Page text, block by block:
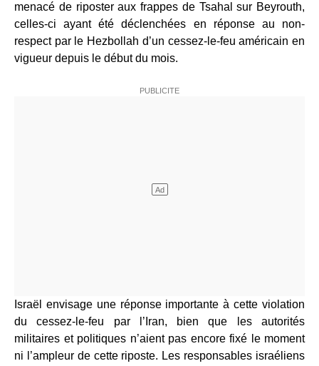
menacé de riposter aux frappes de Tsahal sur Beyrouth,
celles-ci ayant été déclenchées en réponse au non-
respect par le Hezbollah d’un cessez-le-feu américain en
vigueur depuis le début du mois.
Israël envisage une réponse importante à cette violation
du cessez-le-feu par l’Iran, bien que les autorités
militaires et politiques n’aient pas encore fixé le moment
ni l’ampleur de cette riposte. Les responsables israéliens